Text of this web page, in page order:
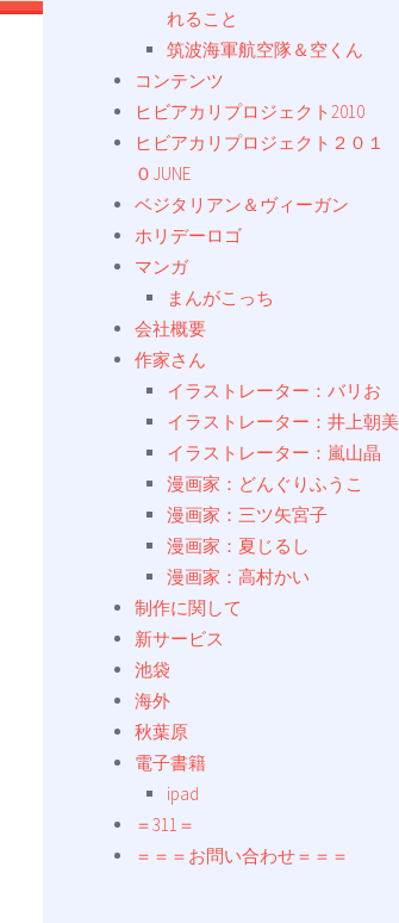
れること
筑波海軍航空隊＆空くん
コンテンツ
ヒビアカリプロジェクト2010
ヒビアカリプロジェクト２０１
０JUNE
ベジタリアン＆ヴィーガン
ホリデーロゴ
マンガ
まんがこっち
会社概要
作家さん
イラストレーター：バリお
イラストレーター：井上朝美
イラストレーター：嵐山晶
漫画家：どんぐりふうこ
漫画家：三ツ矢宮子
漫画家：夏じるし
漫画家：高村かい
制作に関して
新サービス
池袋
海外
秋葉原
電子書籍
ipad
＝311＝
＝＝＝お問い合わせ＝＝＝